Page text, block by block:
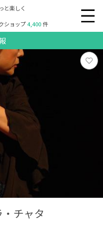
と楽しく
ショップ4,400件
チャタ